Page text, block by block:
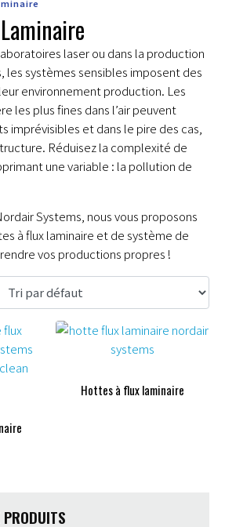
laser ou dans la production
les systèmes sensibles imposent des
environnement production. Les
les plus fines dans l’air peuvent
imprévisibles et dans le pire des cas,
Réduisez la complexité de
une variable : la pollution de
Systems, nous vous proposons
à flux laminaire et de système de
vos productions propres !
Hottes à flux laminaire